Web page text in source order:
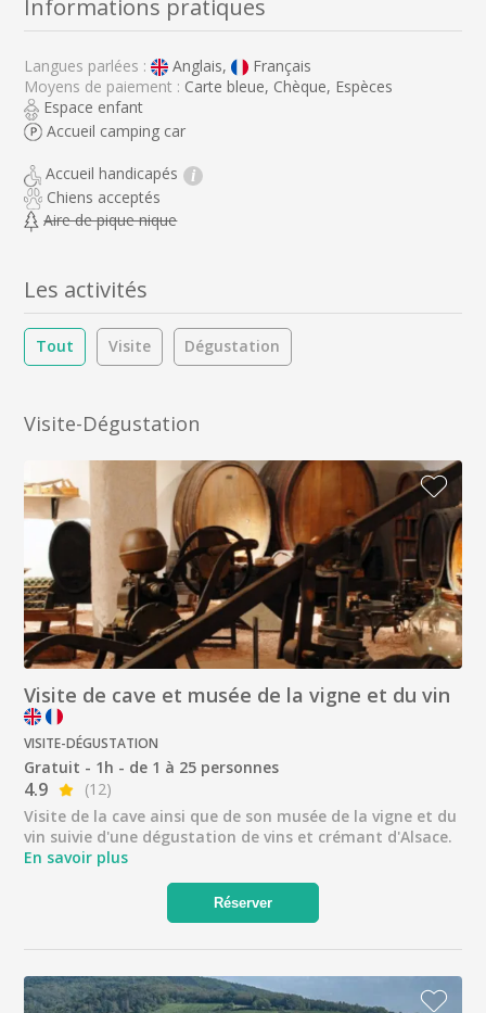
Informations pratiques
Langues parlées : Anglais,
Français
Moyens de paiement : Carte bleue, Chèque, Espèces
Espace enfant
Accueil camping car
Accueil handicapés i
Chiens acceptés
Aire de pique nique
Les activités
Tout Visite Dégustation
Visite-Dégustation
Visite de cave et musée de la vigne et du vin
VISITE-DÉGUSTATION
Gratuit - 1h - de 1 à 25 personnes
4.9
(12)
Visite de la cave ainsi que de son musée de la vigne et du
vin suivie d'une dégustation de vins et crémant d'Alsace.
En savoir plus
Réserver